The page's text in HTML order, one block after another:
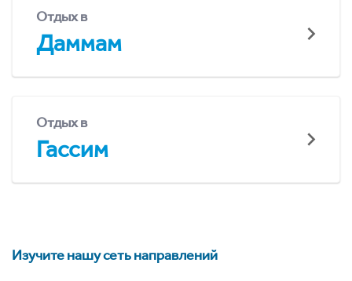
Отдых в
Даммам
Отдых в
Гассим
Изучите нашу сеть направлений